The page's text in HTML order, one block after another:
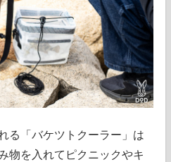
る「バケツトクーラー」は
物を入れてピクニックやキ